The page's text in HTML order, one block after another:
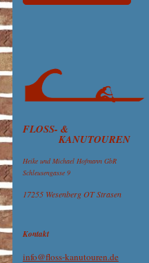
FLOSS- &
KANUTOUREN
Heike und Michael Hofmann GbR
Schleusengasse 9
17255 Wesenberg OT Strasen
Kontakt
info@floss-kanutouren.de